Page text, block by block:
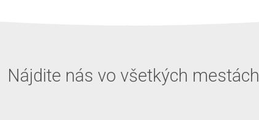
Nájdite nás vo všetkých mestách